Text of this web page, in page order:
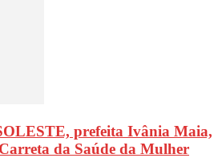
prefeita Ivânia Maia,
da Saúde da Mulher